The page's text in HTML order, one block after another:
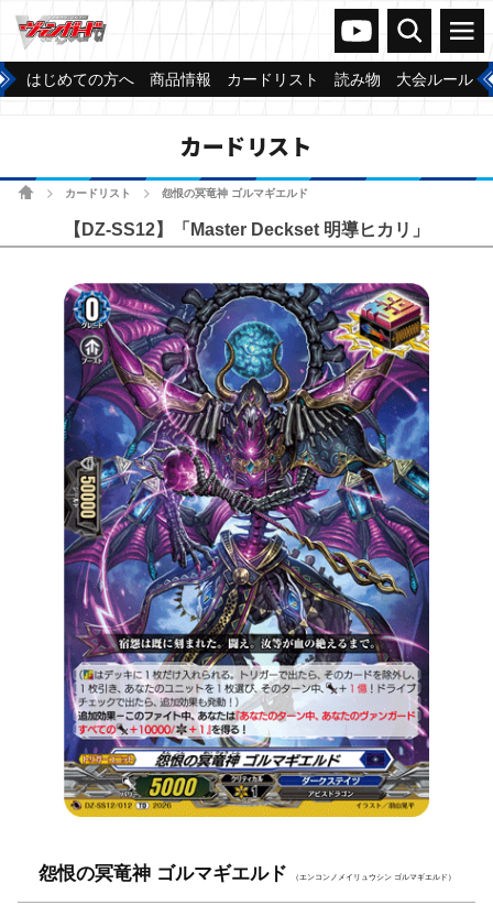
ヴァンガードch
検索 メニュー
はじめての方へ 商品情報 カードリスト 読み物 大会ルール
カードリスト
ホームカードリスト 怨恨の冥竜神 ゴルマギエルド
【DZ-SS12】「Master Deckset 明導ヒカリ」
怨恨の冥竜神 ゴルマギエルド （エンコンノメイリュウシン ゴルマギエルド）